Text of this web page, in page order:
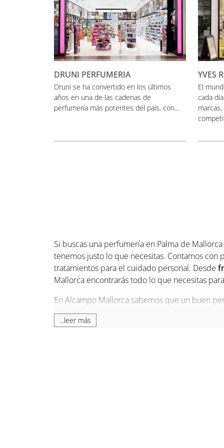
DRUNI PERFUMERIA
Druni se ha convertido en los últimos
años en una de las cadenas de
perfumería más potentes del país, con...
YVES
El
cada
Si buscas una perfumería en Palma de
tenemos justo lo que necesitas. Contamos
tratamientos para el cuidado personal. Desde
Mallorca encontrarás todo lo que necesitas
En Alcampo Mallorca sabemos que un buen
tiendas, donde expertos en perfumería te
Perfumerías en
Si buscas una perfumería en Palma de
...leer más